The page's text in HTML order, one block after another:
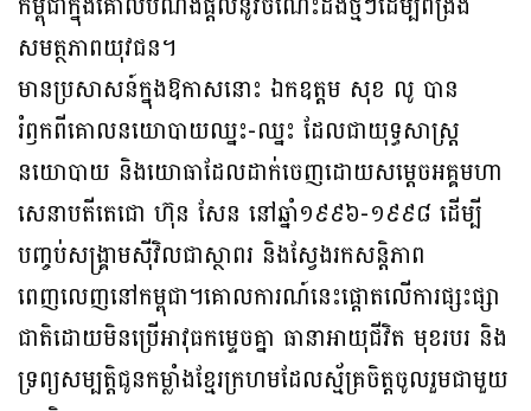
សមត្ថភាពយុវជន។
មានប្រសាសន៍ក្នុងឱកាសនោះ ឯកឧត្តម សុខ លូ បាន
រំឭកពីគោលនយោបាយឈ្នះ-ឈ្នះ ដែលជាយុទ្ធសាស្ត្រ
នយោបាយ និងយោធាដែលដាក់ចេញដោយសម្តេចអគ្គមហា
សេនាបតីតេជោ ហ៊ុន សែន នៅឆ្នាំ១៩៩៦-១៩៩៨ ដើម្បី
បញ្ចប់សង្គ្រាមស៊ីវិលជាស្ថាពរ និងស្វែងរកសន្តិភាព
ពេញលេញនៅកម្ពុជា។គោលការណ៍នេះផ្ដោតលើការផ្សះផ្សា
ជាតិដោយមិនប្រើអាវុធកម្ទេចគ្នា ធានាអាយុជីវិត មុខរបរ និង
ទ្រព្យសម្បត្តិជូនកម្លាំងខ្មែរក្រហមដែលស្ម័គ្រចិត្តចូលរួមជាមួយ